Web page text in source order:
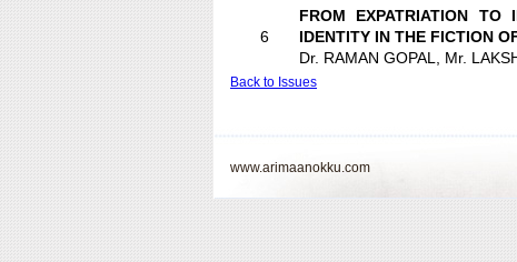
6
FROM EXPATRIATION TO
IDENTITY IN THE FICTION
Dr. RAMAN GOPAL, Mr.
Back to Issues
www.arimaanokku.com